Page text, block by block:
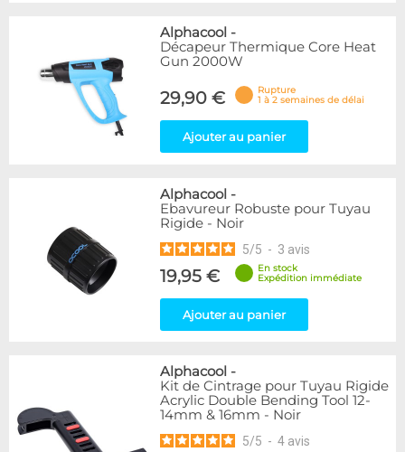
Alphacool -
Décapeur Thermique Core Heat
Gun 2000W
29,90 €
Rupture
1 à 2 semaines de délai
Ajouter au panier
Alphacool -
Ebavureur Robuste pour Tuyau
Rigide - Noir
5/5 - 3 avis
19,95 €
En stock
Expédition immédiate
Ajouter au panier
Alphacool -
Kit de Cintrage pour Tuyau Rigide
Acrylic Double Bending Tool 12-
14mm & 16mm - Noir
5/5 - 4 avis